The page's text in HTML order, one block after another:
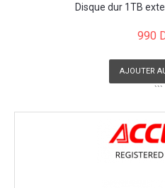
Disque dur 1TB
990
AJOUTER
```